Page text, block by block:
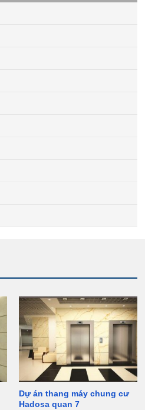
Dự án thang máy chung cư
Hadosa quan 7